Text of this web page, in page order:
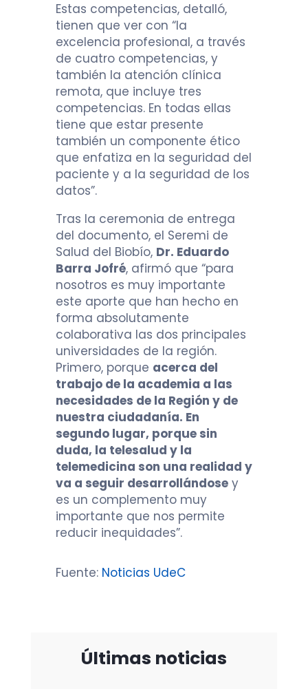
Estas competencias, detalló,
tienen que ver con “la
excelencia profesional, a través
de cuatro competencias, y
también la atención clínica
remota, que incluye tres
competencias. En todas ellas
tiene que estar presente
también un componente ético
que enfatiza en la seguridad del
paciente y a la seguridad de los
datos”.
Tras la ceremonia de entrega
del documento, el Seremi de
Salud del Biobío, Dr. Eduardo
Barra Jofré, afirmó que “para
nosotros es muy importante
este aporte que han hecho en
forma absolutamente
colaborativa las dos principales
universidades de la región.
Primero, porque acerca del
trabajo de la academia a las
necesidades de la Región y de
nuestra ciudadanía. En
segundo lugar, porque sin
duda, la telesalud y la
telemedicina son una realidad y
va a seguir desarrollándosey
es un complemento muy
importante que nos permite
reducir inequidades”.
Fuente: Noticias UdeC
Últimas noticias